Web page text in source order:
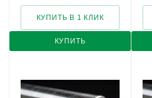
КУПИТЬ
КУПИТЬ В 1 КЛИК